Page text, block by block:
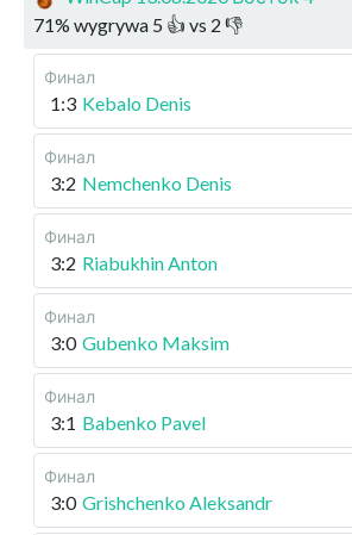
71% wygrywa 5 👍 vs 2 👎
Финал
1:3 Kebalo Denis
Финал
3:2 Nemchenko Denis
Финал
3:2 Riabukhin Anton
Финал
3:0 Gubenko Maksim
Финал
3:1 Babenko Pavel
Финал
3:0 Grishchenko Aleksandr